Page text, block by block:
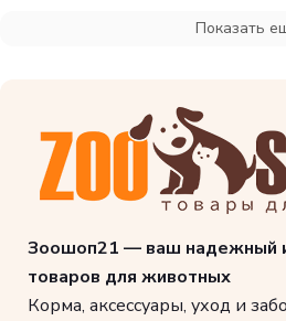
Показать
Зоошоп21 — ваш надежный
товаров для животных
Корма, аксессуары, уход и